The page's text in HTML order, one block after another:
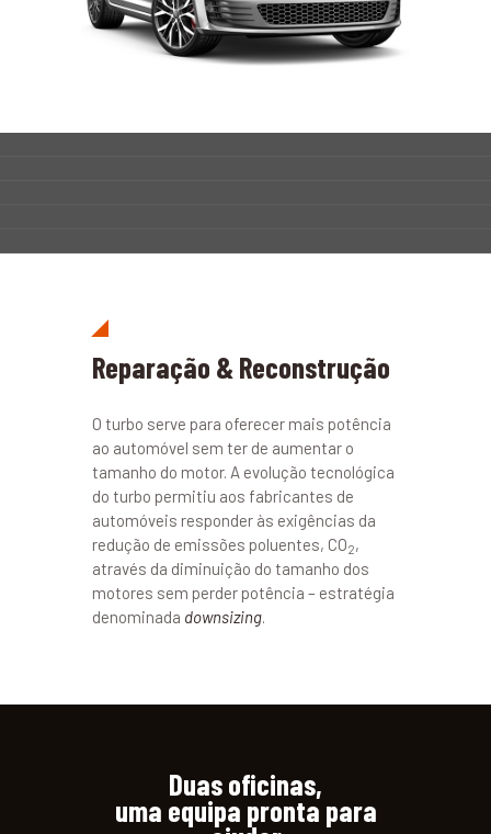
Reparação & Reconstrução
O turbo serve para oferecer mais potência
ao automóvel sem ter de aumentar o
tamanho do motor. A evolução tecnológica
do turbo permitiu aos fabricantes de
automóveis responder às exigências da
redução de emissões poluentes, CO2,
através da diminuição do tamanho dos
motores sem perder potência – estratégia
denominada downsizing.
Duas oficinas,
uma equipa pronta para